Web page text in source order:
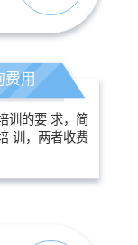
费用
训的要 求，简
训，两者收费